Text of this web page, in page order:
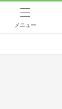
メニュー